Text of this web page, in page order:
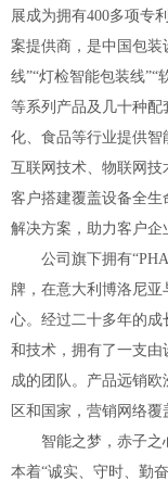
展成为拥有400多项专
案提供商，是中国包装
线”“灯检智能包装线”“
等系列产品及几十种配
化、食品等行业提供智
互联网技术、物联网技
客户搭建覆盖设备全
解决方案，助力客户企
公司旗下拥有
牌，在意大利博洛尼
心。经过二十多年的
和技术，拥有了一支由
成的团队。产品远销
区和国家，营销网络覆
智能之梦，赤子之
本着“诚实、守时、勤